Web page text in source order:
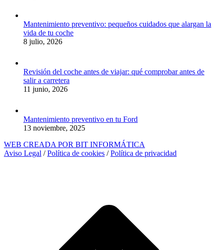
Mantenimiento preventivo: pequeños cuidados que alargan la
vida de tu coche
8 julio, 2026
Revisión del coche antes de viajar: qué comprobar antes de
salir a carretera
11 junio, 2026
Mantenimiento preventivo en tu Ford
13 noviembre, 2025
WEB CREADA POR BIT INFORMÁTICA
Aviso Legal /Política de cookies /Política de privacidad